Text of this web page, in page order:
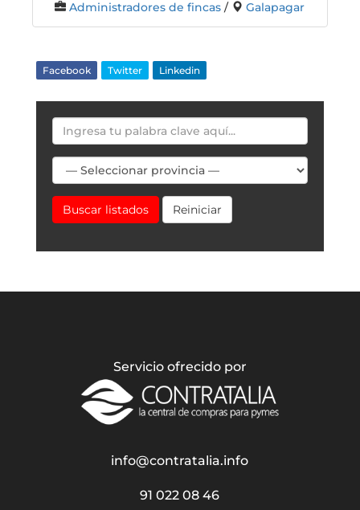
Administradores de fincas / Galapagar
Facebook Twitter Linkedin
Buscar listados Reiniciar
Servicio ofrecido por
info@contratalia.info
91 022 08 46